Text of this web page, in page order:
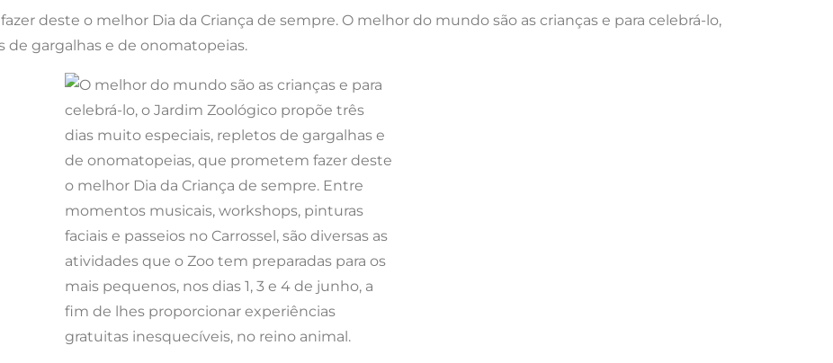
deste o melhor Dia da Criança de sempre. O melhor do mundo são as crianças e para celebrá-lo,
de gargalhas e de onomatopeias.